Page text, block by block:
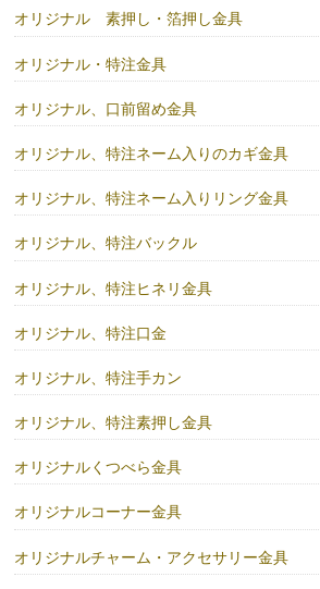
オリジナル 素押し・箔押し金具
オリジナル・特注金具
オリジナル、口前留め金具
オリジナル、特注ネーム入りのカギ金具
オリジナル、特注ネーム入りリング金具
オリジナル、特注バックル
オリジナル、特注ヒネリ金具
オリジナル、特注口金
オリジナル、特注手カン
オリジナル、特注素押し金具
オリジナルくつべら金具
オリジナルコーナー金具
オリジナルチャーム・アクセサリー金具